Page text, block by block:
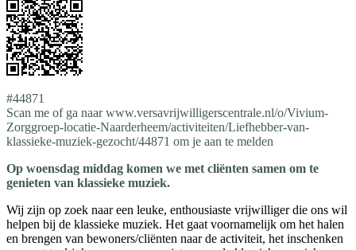
#44871
Scan me of ga naar www.versavrijwilligerscentrale.nl/o/Vivium-
Zorggroep-locatie-Naarderheem/activiteiten/Liefhebber-van-
klassieke-muziek-gezocht/44871 om je aan te melden
Op woensdag middag komen we met cliënten samen om te
genieten van klassieke muziek.
Wij zijn op zoek naar een leuke, enthousiaste vrijwilliger die ons wil
helpen bij de klassieke muziek. Het gaat voornamelijk om het halen
en brengen van bewoners/cliënten naar de activiteit, het inschenken